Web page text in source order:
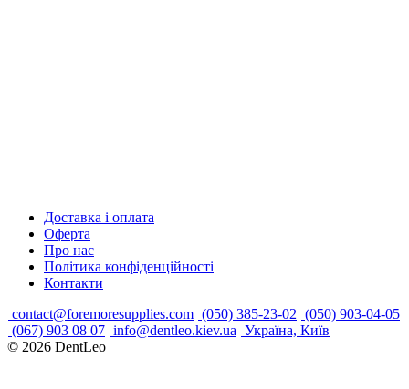
Доставка і оплата
Оферта
Про нас
Політика конфіденційності
Контакти
contact@foremoresupplies.com (050) 385-23-02 (050) 903-04-05
(067) 903 08 07 info@dentleo.kiev.ua Україна, Київ
© 2026 DentLeo